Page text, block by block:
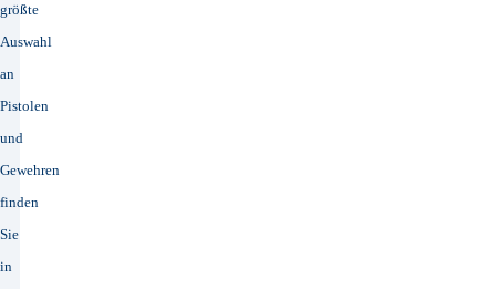
größte
Auswahl
an
Pistolen
und
Gewehren
finden
Sie
in